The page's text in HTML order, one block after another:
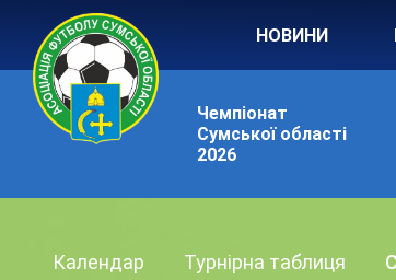
НОВИНИ
Чемпіонат
Сумської області
2026
Календар Турнірна таблиця